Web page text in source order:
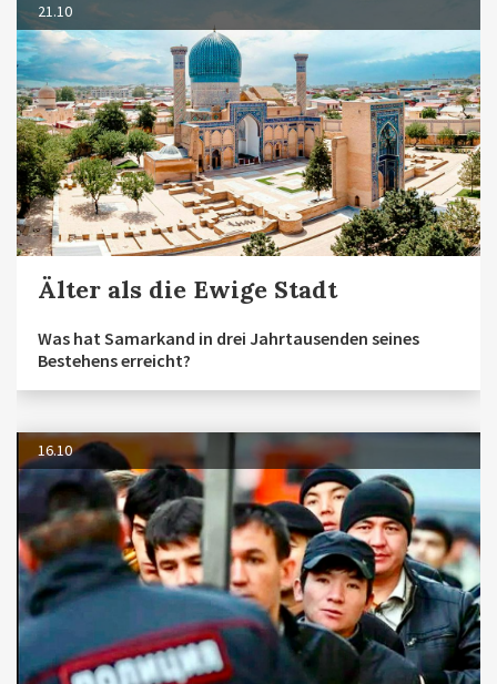
21.10
Älter als die Ewige Stadt
Was hat Samarkand in drei Jahrtausenden seines
Bestehens erreicht?
16.10